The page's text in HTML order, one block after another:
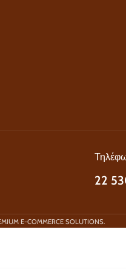
22
E-COMMERCE SOLUTIONS.